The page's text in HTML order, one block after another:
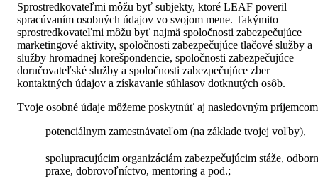
Sprostredkovateľmi môžu byť subjekty, ktoré LEAF poveril
spracúvaním osobných údajov vo svojom mene. Takýmito
sprostredkovateľmi môžu byť najmä spoločnosti zabezpečujúce
marketingové aktivity, spoločnosti zabezpečujúce tlačové služby a
služby hromadnej korešpondencie, spoločnosti zabezpečujúce
doručovateľské služby a spoločnosti zabezpečujúce zber
kontaktných údajov a získavanie súhlasov dotknutých osôb.
Tvoje osobné údaje môžeme poskytnúť aj nasledovným
potenciálnym zamestnávateľom (na základe tvojej voľby),
spolupracujúcim organizáciám zabezpečujúcim stáže,
praxe, dobrovoľníctvo, mentoring a pod.;